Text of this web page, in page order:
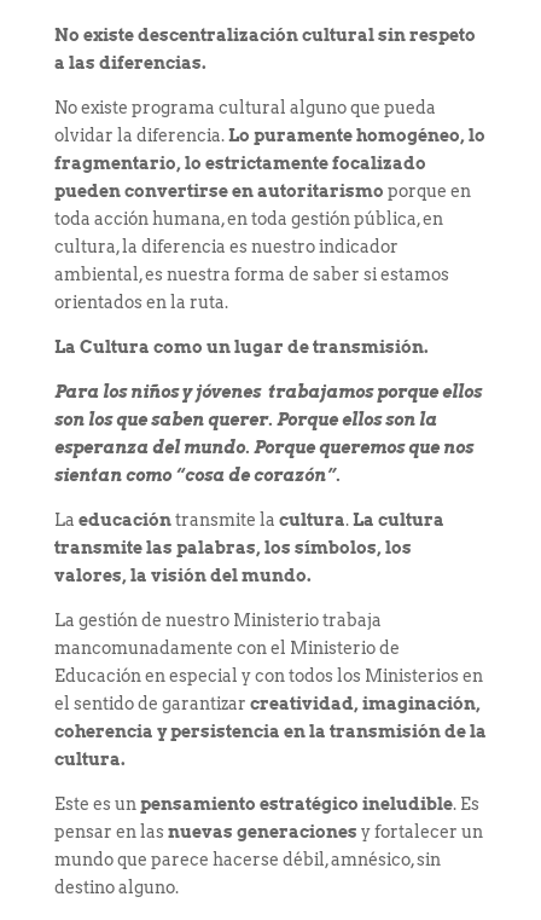
No existe descentralización cultural sin respeto
a las diferencias.
No existe programa cultural alguno que pueda
olvidar la diferencia.Lo puramente homogéneo, lo
fragmentario, lo estrictamente focalizado
pueden convertirse en autoritarismo porque en
toda acción humana, en toda gestión pública, en
cultura, la diferencia es nuestro indicador
ambiental, es nuestra forma de saber si estamos
orientados en la ruta.
La Cultura como un lugar de transmisión.
Para los niños y jóvenes trabajamos porque ellos
son los que saben querer. Porque ellos son la
esperanza del mundo. Porque queremos que nos
sientan como “cosa de corazón”.
La educacióntransmite la cultura.La cultura
transmite las palabras, los símbolos, los
valores, la visión del mundo.
La gestión de nuestro Ministerio trabaja
mancomunadamente con el Ministerio de
Educación en especial y con todos los Ministerios en
el sentido de garantizar creatividad, imaginación,
coherencia y persistencia en la transmisión de la
cultura.
Este es un pensamiento estratégico ineludible. Es
pensar en lasnuevas generaciones y fortalecer un
mundo que parece hacerse débil, amnésico, sin
destino alguno.